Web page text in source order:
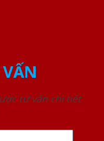
tư vấn chi tiết